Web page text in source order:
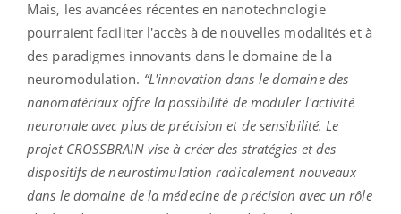
Mais, les avancées récentes en nanotechnologie
pourraient faciliter l'accès à de nouvelles modalités et à
des paradigmes innovants dans le domaine de la
neuromodulation. “L'innovation dans le domaine des
nanomatériaux offre la possibilité de moduler l'activité
neuronale avec plus de précision et de sensibilité. Le
projet CROSSBRAIN vise à créer des stratégies et des
dispositifs de neurostimulation radicalement nouveaux
dans le domaine de la médecine de précision avec un rôle